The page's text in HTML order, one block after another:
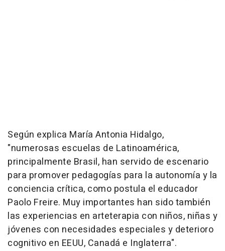
Según explica María Antonia Hidalgo,
"numerosas escuelas de Latinoamérica,
principalmente Brasil, han servido de escenario
para promover pedagogías para la autonomía y la
conciencia crítica, como postula el educador
Paolo Freire. Muy importantes han sido también
las experiencias en arteterapia con niños, niñas y
jóvenes con necesidades especiales y deterioro
cognitivo en EEUU, Canadá e Inglaterra".